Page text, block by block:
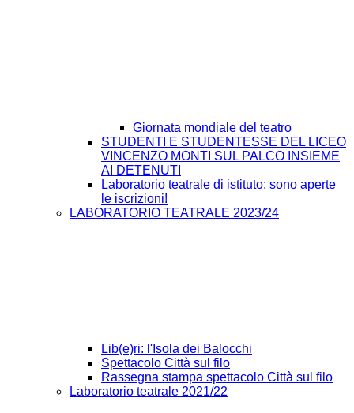
Giornata mondiale del teatro
STUDENTI E STUDENTESSE DEL LICEO
VINCENZO MONTI SUL PALCO INSIEME
AI DETENUTI
Laboratorio teatrale di istituto: sono aperte
le iscrizioni!
LABORATORIO TEATRALE 2023/24
Lib(e)ri: l'Isola dei Balocchi
Spettacolo Città sul filo
Rassegna stampa spettacolo Città sul filo
Laboratorio teatrale 2021/22